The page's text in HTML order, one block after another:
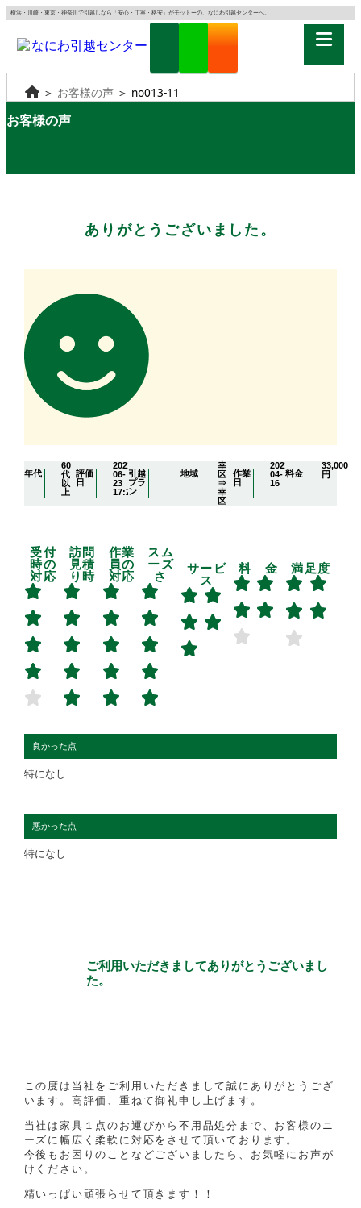
横浜・川崎・東京・神奈川で引越しなら「安心・丁寧・格安」がモットーの、なにわ引越センターへ。
＞ お客様の声＞ no013-11
お客様の声
ありがとうございました。
年代
60
代
以
上
評価
日
2021-
06-
23
17:22:56
引越
プラ
ン
地域
幸
区
⇒
幸
区
作業
日
2021-
04-
16
料金
33,000
円
受付
時の
対応
訪問
見積
り時
作業
員の
対応
スム
ーズ
さ
サービ
ス
料 金 満足度
良かった点
特になし
悪かった点
特になし
ご利用いただきましてありがとうございまし
た。
この度は当社をご利用いただきまして誠にありがとうござ
います。高評価、重ねて御礼申し上げます。
当社は家具１点のお運びから不用品処分まで、お客様のニ
ーズに幅広く柔軟に対応をさせて頂いております。
今後もお困りのことなどございましたら、お気軽にお声が
けください。
精いっぱい頑張らせて頂きます！！